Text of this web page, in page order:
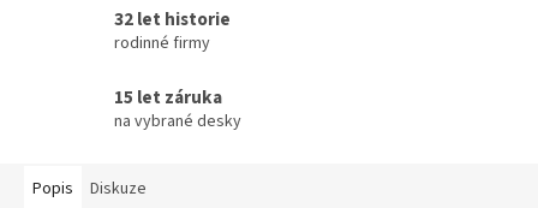
32 let historie
rodinné firmy
15 let záruka
na vybrané desky
Popis Diskuze